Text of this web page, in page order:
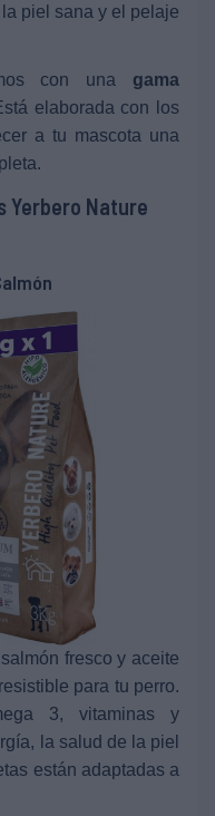
piel sana y el pelaje
con una gama
elaborada con los
a tu mascota una
Yerbero Nature
fresco y aceite
para tu perro.
3, vitaminas y
la salud de la piel
están adaptadas a